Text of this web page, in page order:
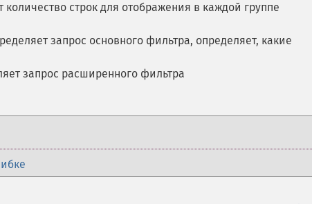
количество строк для отображения в каждой группе
запрос основного фильтра, определяет, какие
запрос расширенного фильтра